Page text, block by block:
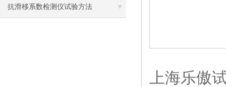
抗滑移系数检测仪试验方法
上海乐傲